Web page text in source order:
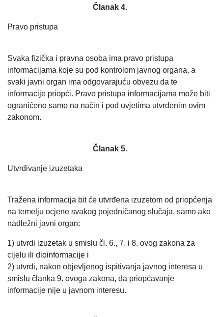
Članak 4.
Pravo pristupa
Svaka fizička i pravna osoba ima pravo pristupa
informacijama koje su pod kontrolom javnog organa, a
svaki javni organ ima odgovarajuću obvezu da te
informacije priopći. Pravo pristupa informacijama može biti
ograničeno samo na način i pod uvjetima utvrđenim ovim
zakonom.
Članak 5.
Utvrđivanje izuzetaka
Tražena informacija bit će utvrđena izuzetom od priopćenja
na temelju ocjene svakog pojedničanog slučaja, samo ako
nadležni javni organ:
1) utvrdi izuzetak u smislu čl. 6., 7. i 8. ovog zakona za
cijelu ili dioinformacije i
2) utvrdi, nakon objevljenog ispitivanja javnog interesa u
smislu članka 9. ovoga zakona, da priopćavanje
informacije nije u javnom interesu.